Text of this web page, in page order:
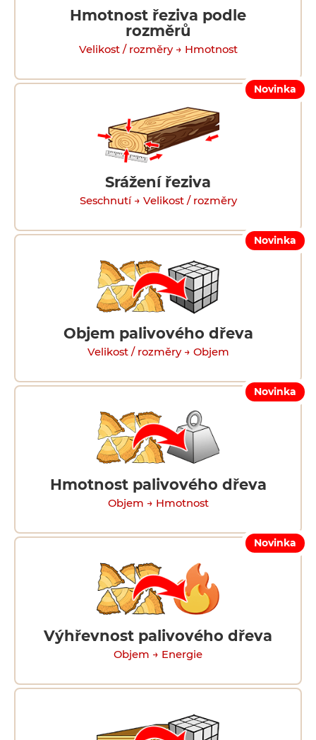
Hmotnost řeziva podle
rozměrů
Velikost / rozměry → Hmotnost
Novinka
Srážení řeziva
Seschnutí → Velikost / rozměry
Novinka
Objem palivového dřeva
Velikost / rozměry → Objem
Novinka
Hmotnost palivového dřeva
Objem → Hmotnost
Novinka
Výhřevnost palivového dřeva
Objem → Energie